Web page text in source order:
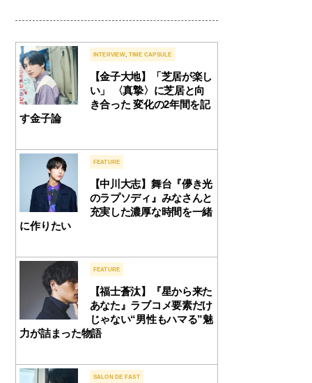
INTERVIEW, TIME CAPSULE
【金子大地】「芝居が楽し
い」 〈真摯〉に芝居と向
き合った 変化の2年間を記
す金子論
FEATURE
【中川大志】舞台『儚き光
のラプソディ』みなさんと
充実した濃厚な時間を一緒
に作りたい
FEATURE
【福士蒼汰】『星から来た
あなた』ラブコメ要素だけ
じゃない“男性もハマる”魅
力が詰まった物語
SALON DE FAST